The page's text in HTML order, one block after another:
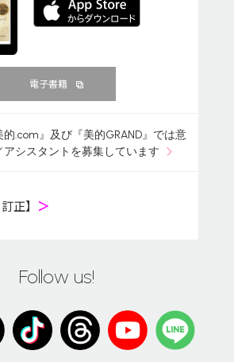
電子書籍
的.com』及び『美的GRAND』では意
シスタントを募集しています
正】 ＞
Follow us!